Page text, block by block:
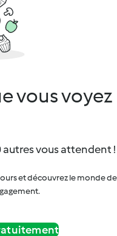
vous voyez
vous attendent !
et découvrez le monde de